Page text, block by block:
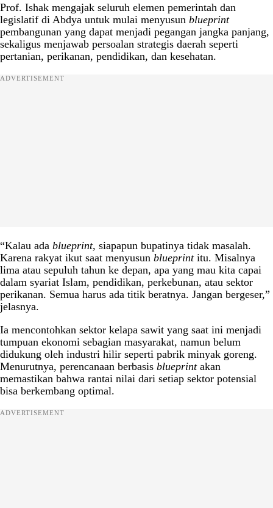
Prof. Ishak mengajak seluruh elemen pemerintah dan
legislatif di Abdya untuk mulai menyusun blueprint
pembangunan yang dapat menjadi pegangan jangka panjang,
sekaligus menjawab persoalan strategis daerah seperti
pertanian, perikanan, pendidikan, dan kesehatan.
ADVERTISEMENT
“Kalau ada blueprint, siapapun bupatinya tidak masalah.
Karena rakyat ikut saat menyusun blueprintitu. Misalnya
lima atau sepuluh tahun ke depan, apa yang mau kita capai
dalam syariat Islam, pendidikan, perkebunan, atau sektor
perikanan. Semua harus ada titik beratnya. Jangan bergeser,”
jelasnya.
Ia mencontohkan sektor kelapa sawit yang saat ini menjadi
tumpuan ekonomi sebagian masyarakat, namun belum
didukung oleh industri hilir seperti pabrik minyak goreng.
Menurutnya, perencanaan berbasis blueprintakan
memastikan bahwa rantai nilai dari setiap sektor potensial
bisa berkembang optimal.
ADVERTISEMENT